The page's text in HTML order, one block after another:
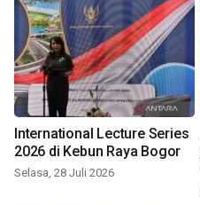
International Lecture Series
2026 di Kebun Raya Bogor
Selasa, 28 Juli 2026